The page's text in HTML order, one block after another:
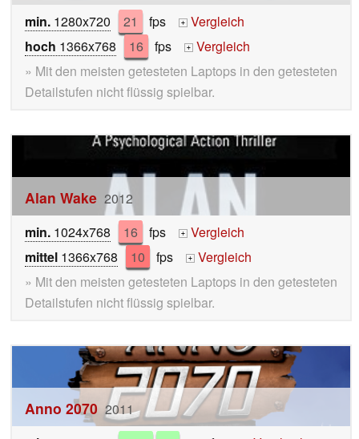
min. 1280x720 21 fps +
Vergleich
hoch 1366x768 16 fps +
Vergleich
» Mit den meisten getesteten Laptops in den getesteten
Detailstufen nicht flüssig spielbar.
Alan Wake 2012
min. 1024x768 16 fps +
Vergleich
mittel 1366x768 10 fps +
Vergleich
» Mit den meisten getesteten Laptops in den getesteten
Detailstufen nicht flüssig spielbar.
Anno 2070 2011